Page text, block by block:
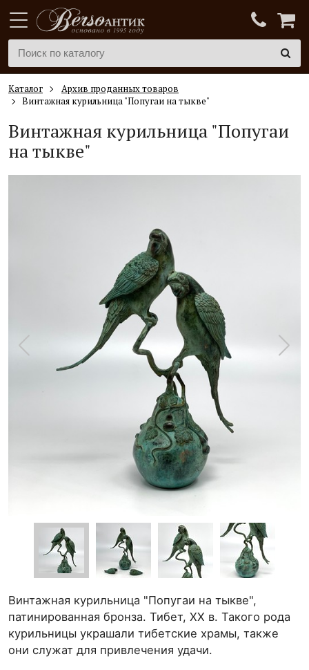
Каталог
Архив проданных товаров
Винтажная курильница "Попугаи на тыкве"
Винтажная курильница "Попугаи
на тыкве"
Винтажная курильница "Попугаи на тыкве",
патинированная бронза. Тибет, ХХ в. Такого рода
курильницы украшали тибетские храмы, также
они служат для привлечения удачи.